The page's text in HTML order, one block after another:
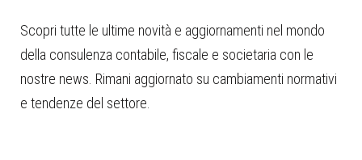
Scopri tutte le ultime novità e aggiornamenti nel mondo
della consulenza contabile, fiscale e societaria con le
nostre news. Rimani aggiornato su cambiamenti normativi
e tendenze del settore.